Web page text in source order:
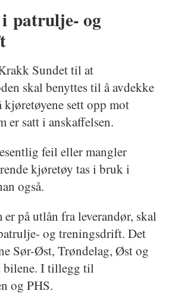
patrulje- og
Sundet til at
skal benyttes til å avdekke
sett opp mot
er satt i anskaffelsen.
feil eller mangler
kjøretøy tas i bruk i
også.
på utlån fra leverandør, skal
og treningsdrift. Det
Sør-Øst, Trøndelag, Øst og
bilene. I tillegg til
og PHS.